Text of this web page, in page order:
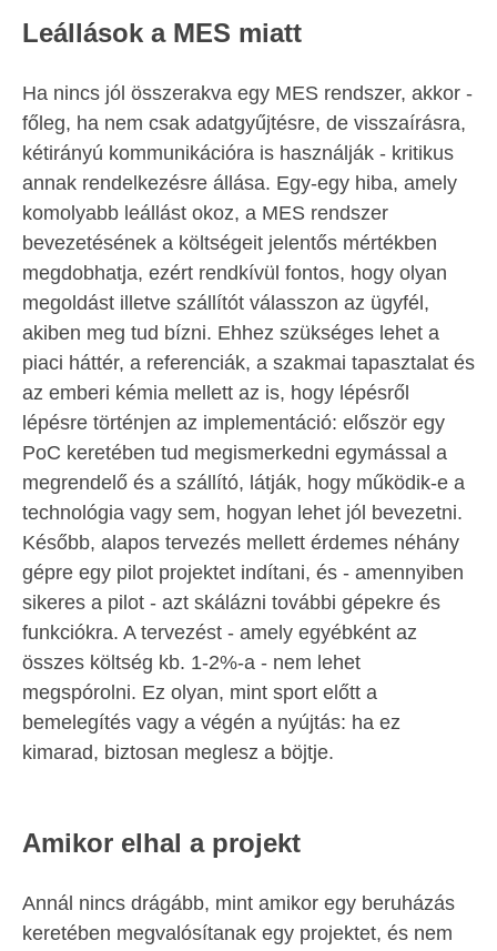
Leállások a MES miatt
Ha nincs jól összerakva egy MES rendszer, akkor -
főleg, ha nem csak adatgyűjtésre, de visszaírásra,
kétirányú kommunikációra is használják - kritikus
annak rendelkezésre állása. Egy-egy hiba, amely
komolyabb leállást okoz, a MES rendszer
bevezetésének a költségeit jelentős mértékben
megdobhatja, ezért rendkívül fontos, hogy olyan
megoldást illetve szállítót válasszon az ügyfél,
akiben meg tud bízni. Ehhez szükséges lehet a
piaci háttér, a referenciák, a szakmai tapasztalat és
az emberi kémia mellett az is, hogy lépésről
lépésre történjen az implementáció: először egy
PoC keretében tud megismerkedni egymással a
megrendelő és a szállító, látják, hogy működik-e a
technológia vagy sem, hogyan lehet jól bevezetni.
Később, alapos tervezés mellett érdemes néhány
gépre egy pilot projektet indítani, és - amennyiben
sikeres a pilot - azt skálázni további gépekre és
funkciókra. A tervezést - amely egyébként az
összes költség kb. 1-2%-a - nem lehet
megspórolni. Ez olyan, mint sport előtt a
bemelegítés vagy a végén a nyújtás: ha ez
kimarad, biztosan meglesz a böjtje.
Amikor elhal a projekt
Annál nincs drágább, mint amikor egy beruházás
keretében megvalósítanak egy projektet, és nem